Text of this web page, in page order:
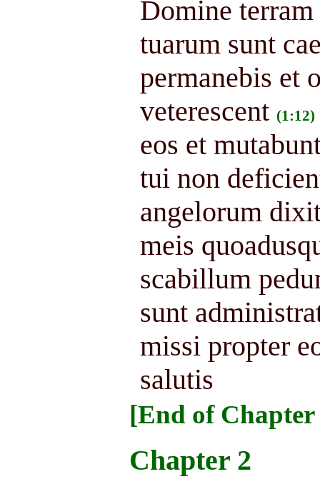
Domine
tuarum sunt
permanebis et
veterescent (1:12)
eos et
tui non
angelorum
meis
scabillum
sunt
missi propter
salutis
[End of Chapter
Chapter 2